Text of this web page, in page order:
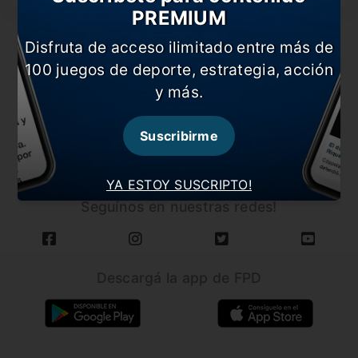
CARGAR MÁS NOTICIAS
Seguínos en nuestras redes!
YA ESTOY SUSCRIPTO!
PREMIUM
Disfruta de acceso ilimitado entre más de
100 juegos de deporte, estrategia, acción
y más.
Suscribirme